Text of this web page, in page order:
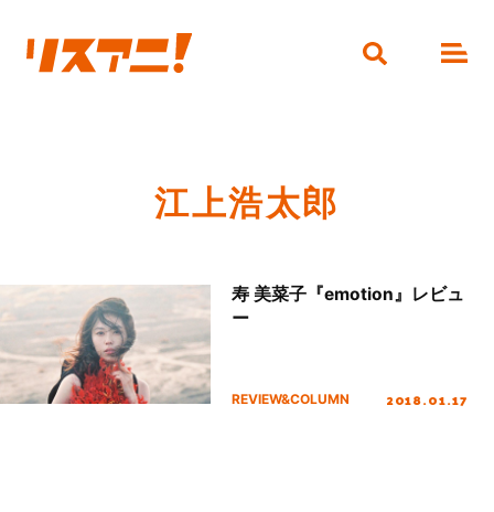
江上浩太郎
寿 美菜子『emotion』レビュ
ー
REVIEW&COLUMN 2018.01.17